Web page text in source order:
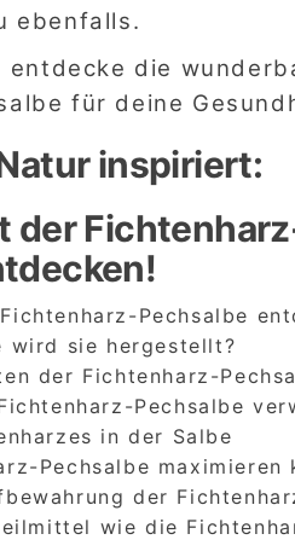
ebenfalls.
die
für deine
inspiriert:
der
Pechsalbe
wird sie hergestellt?
der Fichtenharz-
Pechsalbe
in der Salbe
Pechsalbe maximieren
der
wie die